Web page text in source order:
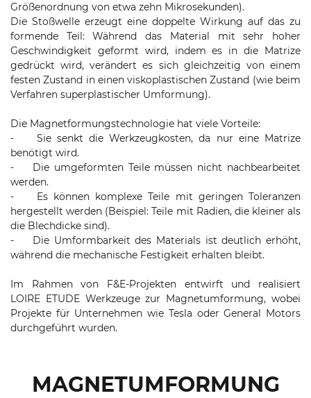
Größenordnung von etwa zehn Mikrosekunden).
Die Stoßwelle erzeugt eine doppelte Wirkung auf das zu
formende Teil: Während das Material mit sehr hoher
Geschwindigkeit geformt wird, indem es in die Matrize
gedrückt wird, verändert es sich gleichzeitig von einem
festen Zustand in einen viskoplastischen Zustand (wie beim
Verfahren superplastischer Umformung).
Die Magnetformungstechnologie hat viele Vorteile:
- Sie senkt die Werkzeugkosten, da nur eine Matrize
benötigt wird.
- Die umgeformten Teile müssen nicht nachbearbeitet
werden.
- Es können komplexe Teile mit geringen Toleranzen
hergestellt werden (Beispiel: Teile mit Radien, die kleiner als
die Blechdicke sind).
- Die Umformbarkeit des Materials ist deutlich erhöht,
während die mechanische Festigkeit erhalten bleibt.
Im Rahmen von F&E-Projekten entwirft und realisiert
LOIRE ETUDE Werkzeuge zur Magnetumformung, wobei
Projekte für Unternehmen wie Tesla oder General Motors
durchgeführt wurden.
MAGNETUMFORMUNG